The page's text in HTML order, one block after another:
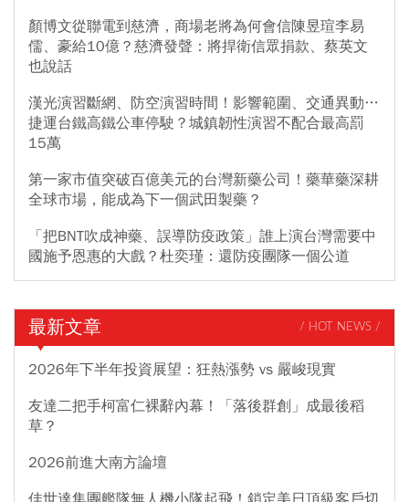
顏博文從聯電到慈濟，商場老將為何會信陳昱瑄李易
儒、豪給10億？慈濟發聲：將捍衛信眾捐款、蔡英文
也說話
漢光演習斷網、防空演習時間！影響範圍、交通異動…
捷運台鐵高鐵公車停駛？城鎮韌性演習不配合最高罰
15萬
第一家市值突破百億美元的台灣新藥公司！藥華藥深耕
全球市場，能成為下一個武田製藥？
「把BNT吹成神藥、誤導防疫政策」誰上演台灣需要中
國施予恩惠的大戲？杜奕瑾：還防疫團隊一個公道
最新文章 / HOT NEWS /
2026年下半年投資展望：狂熱漲勢 vs 嚴峻現實
友達二把手柯富仁裸辭內幕！「落後群創」成最後稻
草？
2026前進大南方論壇